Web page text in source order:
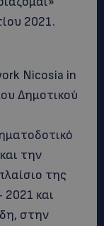
2021.
Nicosia in
Δημοτικού
την
της
και
στην